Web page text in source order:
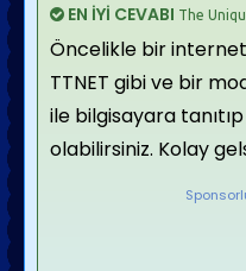
EN İYİ CEVABI The
Öncelikle bir internet
TTNET gibi ve bir
ile bilgisayara
olabilirsiniz. Kolay